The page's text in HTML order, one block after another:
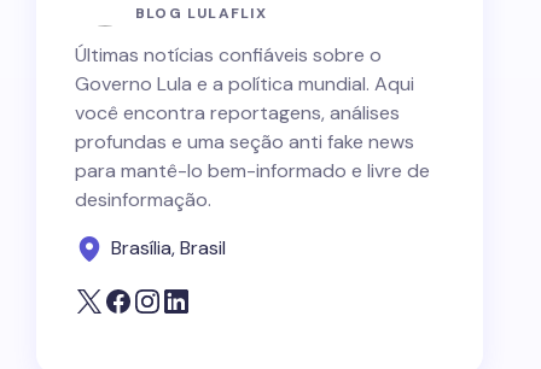
BLOG LULAFLIX
Últimas notícias confiáveis sobre o
Governo Lula e a política mundial. Aqui
você encontra reportagens, análises
profundas e uma seção anti fake news
para mantê-lo bem-informado e livre de
desinformação.
Brasília, Brasil